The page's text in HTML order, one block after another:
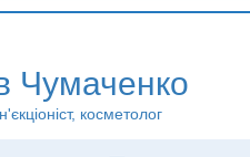
Чумаченко
косметолог